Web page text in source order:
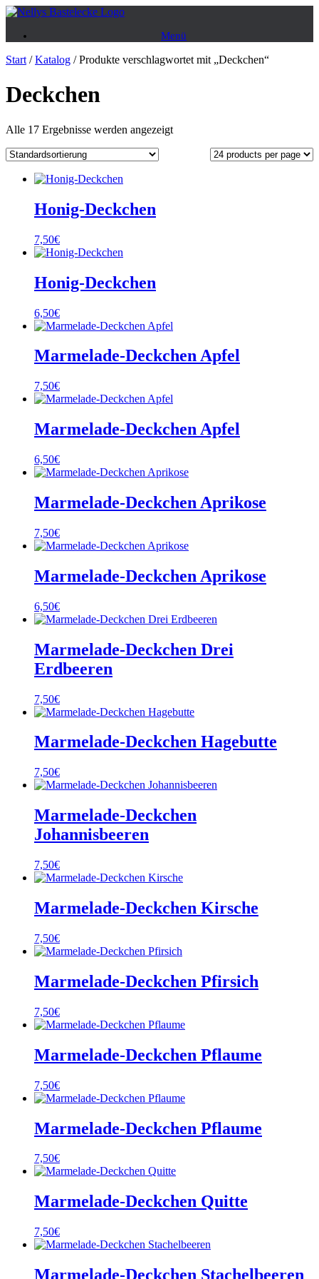
Zum
springen
Menü
Start /Katalog / Produkte verschlagwortet mit „Deckchen“
Deckchen
Alle 17 Ergebnisse werden angezeigt
Honig-Deckchen
7,50€
Honig-Deckchen
6,50€
Marmelade-Deckchen Apfel
7,50€
Marmelade-Deckchen Apfel
6,50€
Marmelade-Deckchen Aprikose
7,50€
Marmelade-Deckchen Aprikose
6,50€
Marmelade-Deckchen Drei
Erdbeeren
7,50€
Marmelade-Deckchen Hagebutte
7,50€
Marmelade-Deckchen
Johannisbeeren
7,50€
Marmelade-Deckchen Kirsche
7,50€
Marmelade-Deckchen Pfirsich
7,50€
Marmelade-Deckchen Pflaume
7,50€
Marmelade-Deckchen Pflaume
7,50€
Marmelade-Deckchen Quitte
7,50€
Marmelade-Deckchen Stachelbeeren